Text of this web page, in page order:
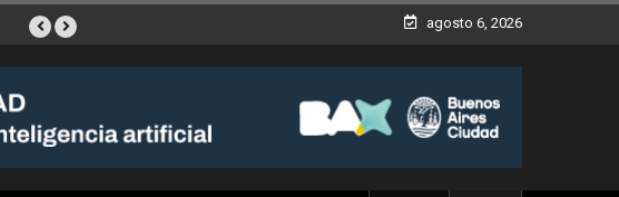
agosto 6, 2026